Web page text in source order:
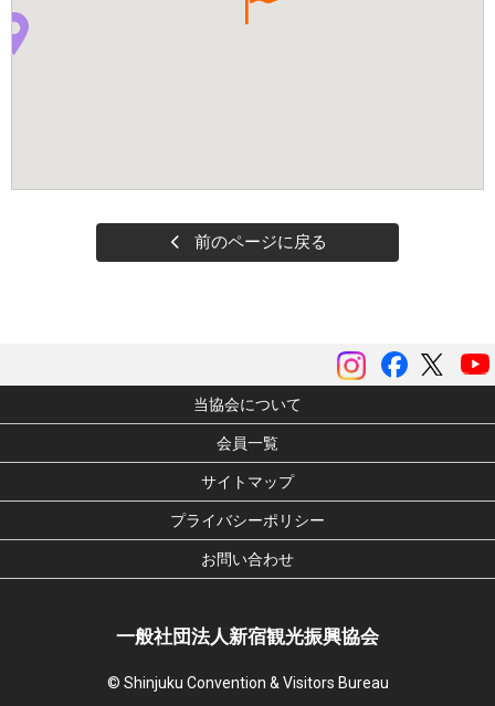
前のページに戻る
ツイ
Facebook
instagram
当協会について
会員一覧
サイトマップ
プライバシーポリシー
お問い合わせ
一般社団法人新宿観光振興協会
© Shinjuku Convention & Visitors Bureau